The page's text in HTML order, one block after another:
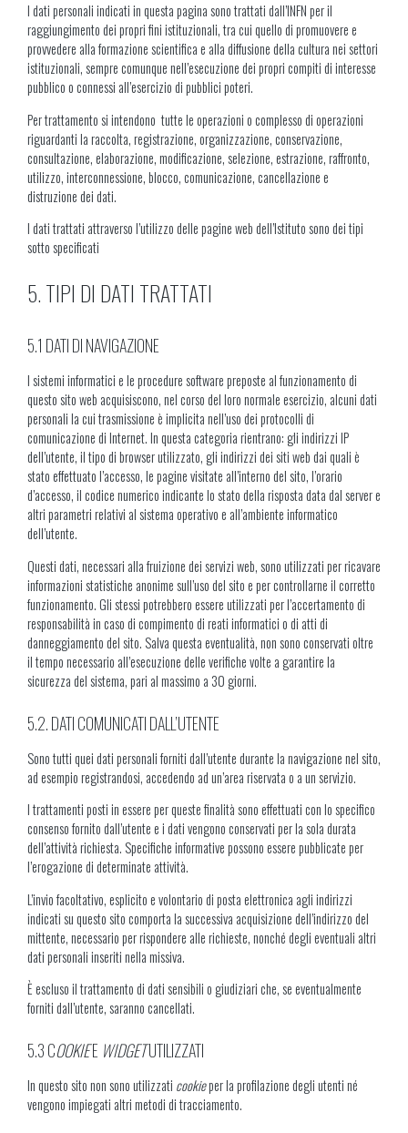
I dati personali indicati in questa pagina sono trattati dall’INFN per il
raggiungimento dei propri fini istituzionali, tra cui quello di promuovere e
provvedere alla formazione scientifica e alla diffusione della cultura nei settori
istituzionali, sempre comunque nell’esecuzione dei propri compiti di interesse
pubblico o connessi all’esercizio di pubblici poteri.
Per trattamento si intendono tutte le operazioni o complesso di operazioni
riguardanti la raccolta, registrazione, organizzazione, conservazione,
consultazione, elaborazione, modificazione, selezione, estrazione, raffronto,
utilizzo, interconnessione, blocco, comunicazione, cancellazione e
distruzione dei dati.
I dati trattati attraverso l’utilizzo delle pagine web dell’Istituto sono dei tipi
sotto specificati
5. TIPI DI DATI TRATTATI
5.1 DATI DI NAVIGAZIONE
I sistemi informatici e le procedure software preposte al funzionamento di
questo sito web acquisiscono, nel corso del loro normale esercizio, alcuni dati
personali la cui trasmissione è implicita nell’uso dei protocolli di
comunicazione di Internet. In questa categoria rientrano: gli indirizzi IP
dell’utente, il tipo di browser utilizzato, gli indirizzi dei siti web dai quali è
stato effettuato l’accesso, le pagine visitate all’interno del sito, l’orario
d’accesso, il codice numerico indicante lo stato della risposta data dal server e
altri parametri relativi al sistema operativo e all’ambiente informatico
dell’utente.
Questi dati, necessari alla fruizione dei servizi web, sono utilizzati per ricavare
informazioni statistiche anonime sull’uso del sito e per controllarne il corretto
funzionamento. Gli stessi potrebbero essere utilizzati per l’accertamento di
responsabilità in caso di compimento di reati informatici o di atti di
danneggiamento del sito. Salva questa eventualità, non sono conservati oltre
il tempo necessario all’esecuzione delle verifiche volte a garantire la
sicurezza del sistema, pari al massimo a 30 giorni.
5.2. DATI COMUNICATI DALL’UTENTE
Sono tutti quei dati personali forniti dall’utente durante la navigazione nel sito,
ad esempio registrandosi, accedendo ad un’area riservata o a un servizio.
I trattamenti posti in essere per queste finalità sono effettuati con lo specifico
consenso fornito dall’utente e i dati vengono conservati per la sola durata
dell’attività richiesta. Specifiche informative possono essere pubblicate per
l’erogazione di determinate attività.
L’invio facoltativo, esplicito e volontario di posta elettronica agli indirizzi
indicati su questo sito comporta la successiva acquisizione dell’indirizzo del
mittente, necessario per rispondere alle richieste, nonché degli eventuali altri
dati personali inseriti nella missiva.
È escluso il trattamento di dati sensibili o giudiziari che, se eventualmente
forniti dall’utente, saranno cancellati.
5.3 COOKIEE WIDGETUTILIZZATI
In questo sito non sono utilizzati cookieper la profilazione degli utenti né
vengono impiegati altri metodi di tracciamento.